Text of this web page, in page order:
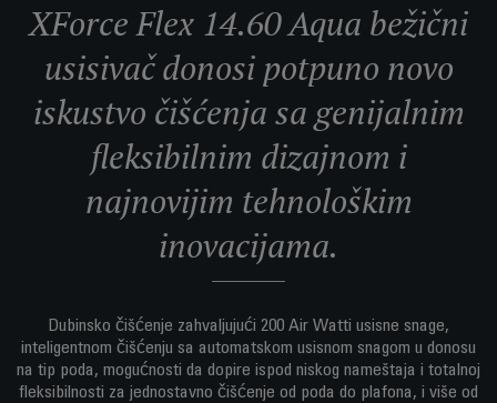
XForce Flex 14.60 Aqua bežični
usisivač donosi potpuno novo
iskustvo čišćenja sa genijalnim
fleksibilnim dizajnom i
najnovijim tehnološkim
inovacijama.
Dubinsko čišćenje zahvaljujući 200 Air Watti usisne snage,
inteligentnom čišćenju sa automatskom usisnom snagom u donosu
na tip poda, mogućnosti da dopire ispod niskog nameštaja i totalnoj
fleksibilnosti za jednostavno čišćenje od poda do plafona, i više od